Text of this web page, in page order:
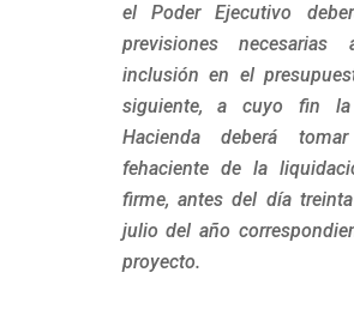
el Poder Ejecutivo
previsiones
inclusión en el
siguiente, a cuyo fin la
Hacienda deberá
fehaciente de la
firme, antes del día
julio del año
proyecto.